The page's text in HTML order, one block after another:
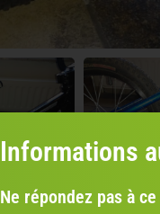
Informations
Ne répondez pas à